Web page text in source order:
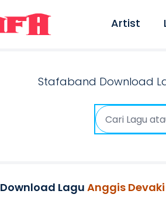
Artist
Stafaband Download
Download Lagu Anggis